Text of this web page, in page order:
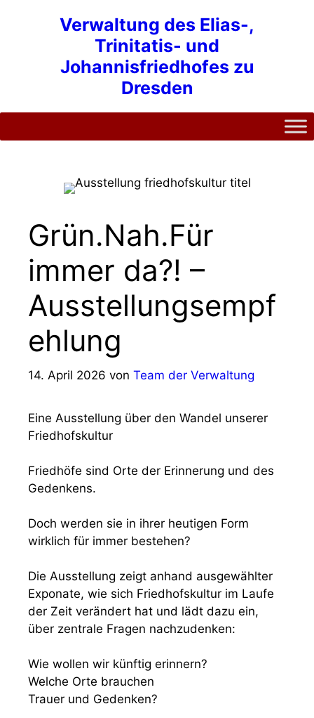
Verwaltung des Elias-,
Trinitatis- und
Johannisfriedhofes zu
Dresden
Grün.Nah.Für
immer da?! –
Ausstellungsempf
ehlung
14. April 2026 von Team der Verwaltung
Eine Ausstellung über den Wandel unserer
Friedhofskultur
Friedhöfe sind Orte der Erinnerung und des
Gedenkens.
Doch werden sie in ihrer heutigen Form
wirklich für immer bestehen?
Die Ausstellung zeigt anhand ausgewählter
Exponate, wie sich Friedhofskultur im Laufe
der Zeit verändert hat und lädt dazu ein,
über zentrale Fragen nachzudenken:
Wie wollen wir künftig erinnern?
Welche Orte brauchen
Trauer und Gedenken?